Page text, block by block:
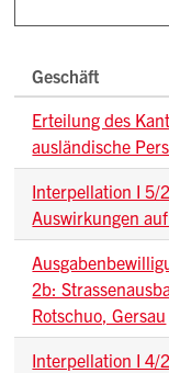
Geschäft
Erteilung des
ausländische
Interpellation I 5/
Auswirkungen
2b:
Rotschuo, Gersau
Interpellation I 4/